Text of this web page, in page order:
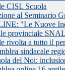
CISL Scuola
al Seminario
"Le Nuove
provinciale
rivolta a tutto il
sindacale
del Noi: